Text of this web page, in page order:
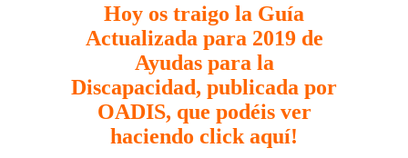
Hoy os traigo la Guía
Actualizada para 2019 de
Ayudas para la
Discapacidad, publicada por
OADIS, que podéis ver
haciendo click aquí!